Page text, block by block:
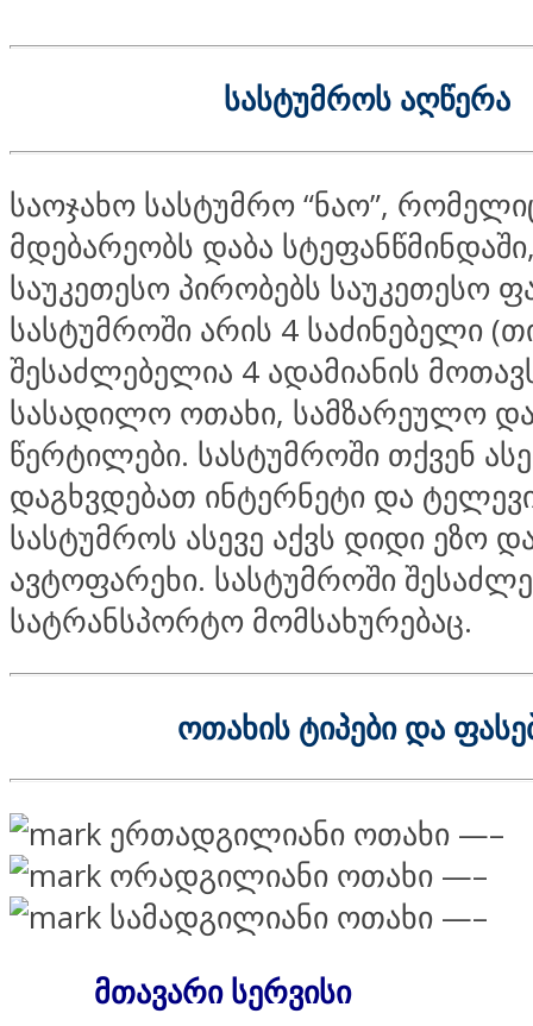
სასტუმროს აღწერა
საოჯახო სასტუმრო “ნაო”,
მდებარეობს დაბა
საუკეთესო პირობებს საუკეთესო
სასტუმროში არის 4 საძინებელი
შესაძლებელია 4 ადამიანის
სასადილო ოთახი, სამზარეულო
წერტილები. სასტუმროში თქვენ
დაგხვდებათ ინტერნეტი და
სასტუმროს ასევე აქვს დიდი ეზო
ავტოფარეხი. სასტუმროში
სატრანსპორტო მომსახურებაც.
ოთახის ტიპები და
ერთადგილიანი ოთახი —–
ორადგილიანი ოთახი —–
სამადგილიანი ოთახი —–
მთავარი სერვისი